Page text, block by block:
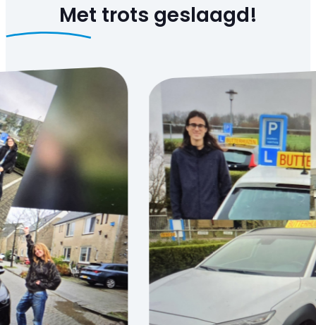
Met trots geslaagd!